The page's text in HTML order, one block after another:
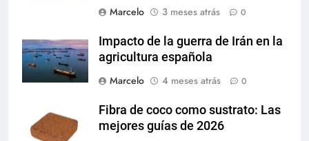
Marcelo
3 meses atrás 0
Impacto de la guerra de Irán en la
agricultura española
Marcelo
4 meses atrás 0
Fibra de coco como sustrato: Las
mejores guías de 2026